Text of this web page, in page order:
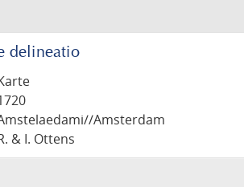
delineatio
Amsterdam
& I. Ottens